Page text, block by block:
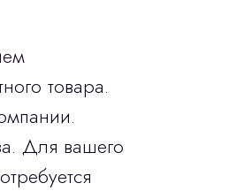
товара.
Для вашего